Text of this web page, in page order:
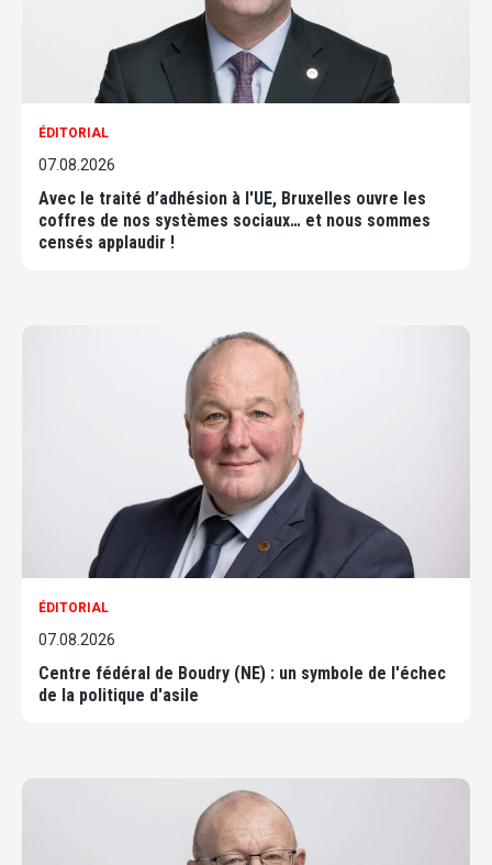
ÉDITORIAL
07.08.2026
Avec le traité d’adhésion à l'UE, Bruxelles ouvre les
coffres de nos systèmes sociaux… et nous sommes
censés applaudir !
ÉDITORIAL
07.08.2026
Centre fédéral de Boudry (NE) : un symbole de l'échec
de la politique d'asile